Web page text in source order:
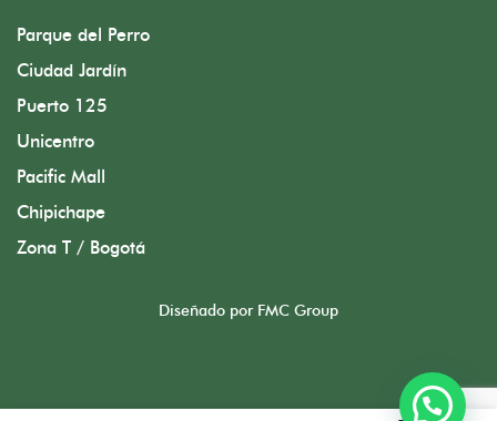
Parque del Perro
Ciudad Jardín
Puerto 125
Unicentro
Pacific Mall
Chipichape
Zona T / Bogotá
Diseñado por FMC Group